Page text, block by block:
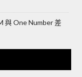
與 One Number 差